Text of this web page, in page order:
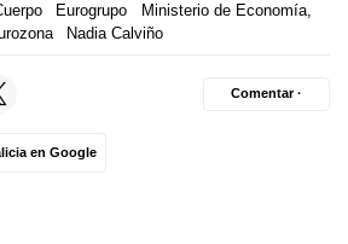
Eurogrupo
Ministerio de Economía,
Nadia Calviño
en Google
Comentar ·